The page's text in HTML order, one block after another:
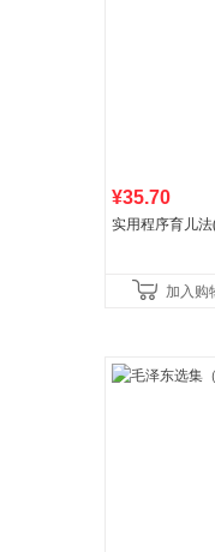
¥35.70
实用程序育儿
加入购